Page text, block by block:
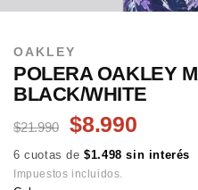
OAKLEY
POLERA OAKLEY
BLACK/WHITE
$21.990 $8.990
6 cuotas de$1.498 sin interés
Impuestos incluidos.